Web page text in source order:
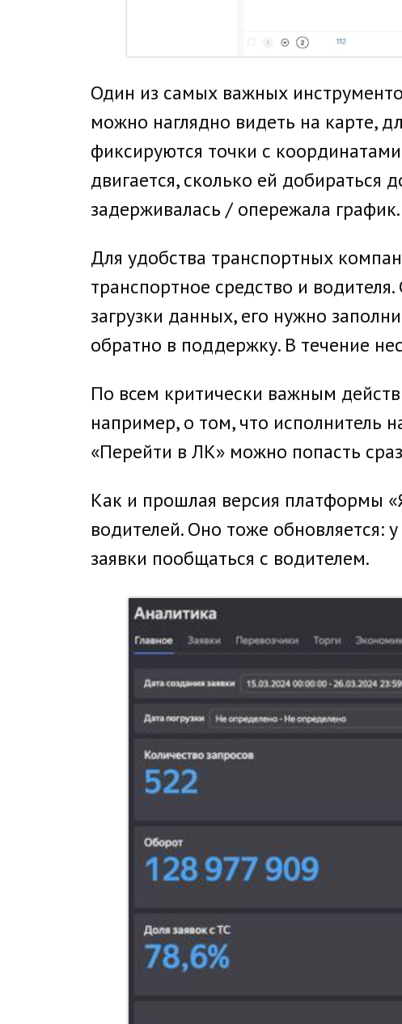
Один из самых важных
можно наглядно видеть на карте,
фиксируются точки с
двигается, сколько ей
задерживалась / опережала график.
Для удобства транспортных
транспортное средство и
загрузки данных, его нужно
обратно в поддержку. В течение
По всем критически важным
например, о том, что исполнитель
«Перейти в ЛК» можно попасть
Как и прошлая версия платформы
водителей. Оно тоже обновляется:
заявки пообщаться с водителем.